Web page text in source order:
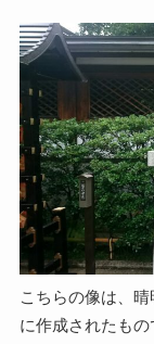
こちらの像は、
に作成されたもの